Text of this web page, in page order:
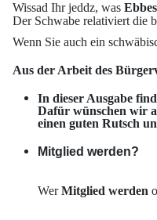
Wissad Ihr jeddz, was Ebbes
Der Schwabe relativiert die
Wenn Sie auch ein
Aus der Arbeit des
In dieser Ausgabe
Dafür wünschen wir
einen guten Rutsch
Mitglied werden?
WerMitglied werden